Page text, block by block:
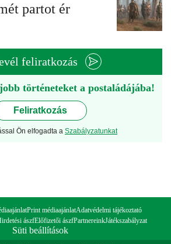
partot ér
feliratkozás
történeteket a postaládájába!
Feliratkozás
Ön elfogadta a Szabályzatunkat
Print médiaajánlatAdatvédelmi tájékoztató
ászfElőfizetői ászfPartnereinkJátékszabályzat
Süti beállítások